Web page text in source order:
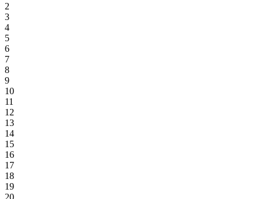
2
3
4
5
6
7
8
9
10
11
12
13
14
15
16
17
18
19
20